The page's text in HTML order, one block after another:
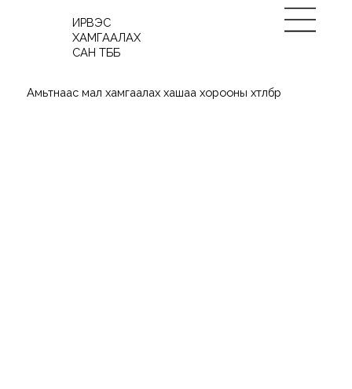
ИРВЭС
ХАМГААЛАХ
САН ТББ
Амьтнаас мал хамгаалах хашаа хорооны хөтөлбөр